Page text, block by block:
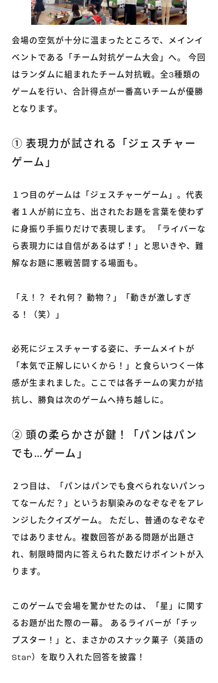
会場の空気が十分に温まったところで、メインイ
ベントである「チーム対抗ゲーム大会」へ。 今回
はランダムに組まれたチーム対抗戦。全3種類の
ゲームを行い、合計得点が一番高いチームが優勝
となります。
① 表現力が試される「ジェスチャー
ゲーム」
１つ目のゲームは「ジェスチャーゲーム」。代表
者１人が前に立ち、出されたお題を言葉を使わず
に身振り手振りだけで表現します。 「ライバーな
ら表現力には自信があるはず！」と思いきや、難
解なお題に悪戦苦闘する場面も。
「え！？ それ何？ 動物？」「動きが激しすぎ
る！（笑）」
必死にジェスチャーする姿に、チームメイトが
「本気で正解しにいくから！」と食らいつく一体
感が生まれました。ここでは各チームの実力が拮
抗し、勝負は次のゲームへ持ち越しに。
② 頭の柔らかさが鍵！「パンはパン
でも…ゲーム」
２つ目は、「パンはパンでも食べられないパンっ
てなーんだ？」というお馴染みのなぞなぞをアレ
ンジしたクイズゲーム。 ただし、普通のなぞなぞ
ではありません。複数回答がある問題が出題さ
れ、制限時間内に答えられた数だけポイントが入
ります。
このゲームで会場を驚かせたのは、「星」に関す
るお題が出た際の一幕。 あるライバーが「チッ
プスター！」と、まさかのスナック菓子（英語の
Star）を取り入れた回答を披露！